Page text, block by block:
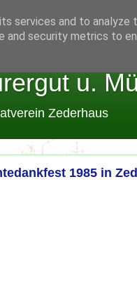
u.
Zederhaus
1985 in
services and to analyze
and security metrics to